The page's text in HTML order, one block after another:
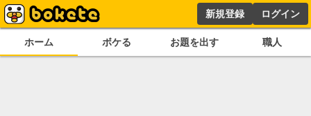
新規登録 ログイン
ホーム ボケる お題を出す 職人